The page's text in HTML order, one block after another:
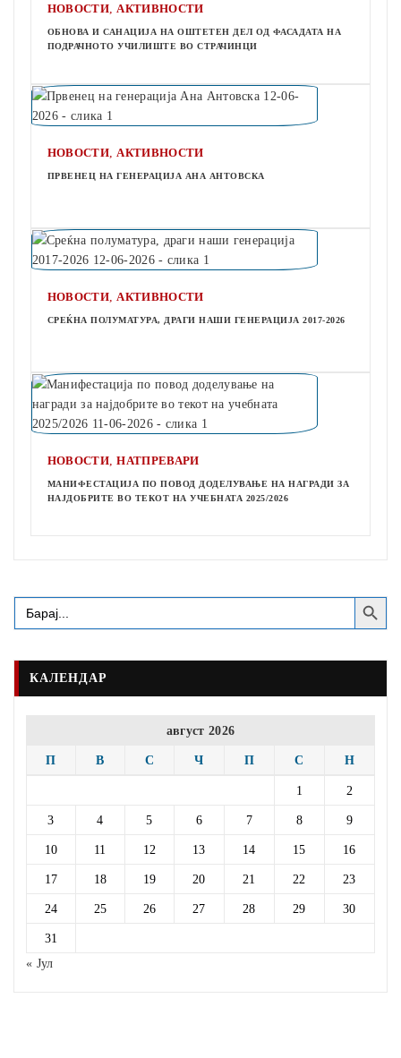
НОВОСТИ, АКТИВНОСТИ
ОБНОВА И САНАЦИЈА НА ОШТЕТЕН ДЕЛ ОД ФАСАДАТА НА
ПОДРАЧНОТО УЧИЛИШТЕ ВО СТРАЧИНЦИ
НОВОСТИ, АКТИВНОСТИ
ПРВЕНЕЦ НА ГЕНЕРАЦИЈА АНА АНТОВСКА
НОВОСТИ, АКТИВНОСТИ
СРЕЌНА ПОЛУМАТУРА, ДРАГИ НАШИ ГЕНЕРАЦИЈА 2017-2026
НОВОСТИ,НАТПРЕВАРИ
МАНИФЕСТАЦИЈА ПО ПОВОД ДОДЕЛУВАЊЕ НА НАГРАДИ ЗА
НАЈДОБРИТЕ ВО ТЕКОТ НА УЧЕБНАТА 2025/2026
Search
for:
Search Button
КАЛЕНДАР
август 2026
П В С Ч П С Н
1 2
3 4 5 6 7 8 9
10 11 12 13 14 15 16
17 18 19 20 21 22 23
24 25 26 27 28 29 30
31
« Јул